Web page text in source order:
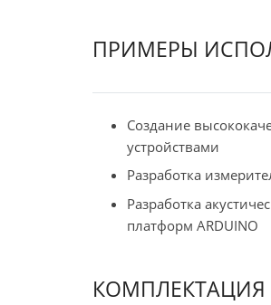
ПРИМЕРЫ
Создание
устройствами
Разработка
Разработка
платформ ARDUINO
КОМПЛЕКТАЦИЯ